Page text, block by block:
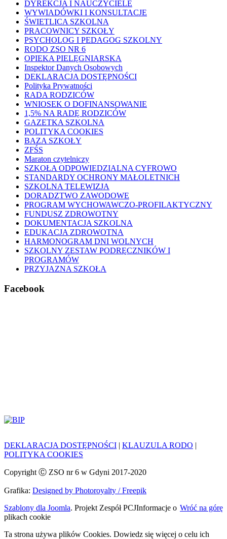
DYREKCJA I NAUCZYCIELE
WYWIADÓWKI I KONSULTACJE
ŚWIETLICA SZKOLNA
PRACOWNICY SZKOŁY
PSYCHOLOG I PEDAGOG SZKOLNY
RODO ZSO NR 6
OPIEKA PIELĘGNIARSKA
Inspektor Danych Osobowych
DEKLARACJA DOSTĘPNOŚCI
Polityka Prywatności
RADA RODZICÓW
WNIOSEK O DOFINANSOWANIE
1,5% NA RADĘ RODZICÓW
GAZETKA SZKOLNA
POLITYKA COOKIES
BAZA SZKOŁY
ZFŚS
Maraton czytelniczy
SZKOŁA ODPOWIEDZIALNA CYFROWO
STANDARDY OCHRONY MAŁOLETNICH
SZKOLNA TELEWIZJA
DORADZTWO ZAWODOWE
PROGRAM WYCHOWAWCZO-PROFILAKTYCZNY
FUNDUSZ ZDROWOTNY
DOKUMENTACJA SZKOLNA
EDUKACJA ZDROWOTNA
HARMONOGRAM DNI WOLNYCH
SZKOLNY ZESTAW PODRĘCZNIKÓW I
PROGRAMÓW
PRZYJAZNA SZKOŁA
Facebook
DEKLARACJA DOSTĘPNOŚCI | KLAUZULA RODO |
POLITYKA COOKIES
Copyright Ⓒ ZSO nr 6 w Gdyni 2017-2020
Grafika: Designed by Photoroyalty / Freepik
Szablony dla Joomla. Projekt Zespół PCJ Wróć na górę
Informacje o
plikach cookie
Ta strona używa plików Cookies. Dowiedz się więcej o celu ich